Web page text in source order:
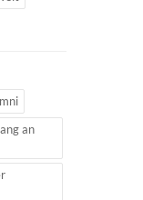
an